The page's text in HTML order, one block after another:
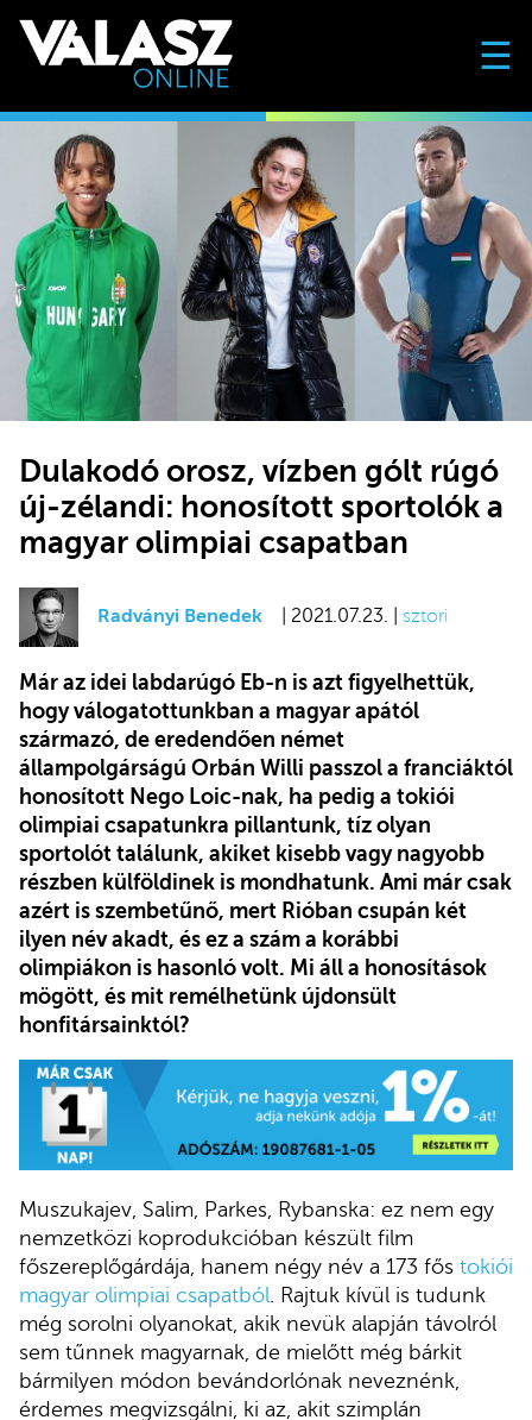
☰
Dulakodó orosz, vízben gólt rúgó
új-zélandi: honosított sportolók a
magyar olimpiai csapatban
Radványi Benedek | 2021.07.23. | sztori
Már az idei labdarúgó Eb-n is azt figyelhettük,
hogy válogatottunkban a magyar apától
származó, de eredendően német
állampolgárságú Orbán Willi passzol a franciáktól
honosított Nego Loic-nak, ha pedig a tokiói
olimpiai csapatunkra pillantunk, tíz olyan
sportolót találunk, akiket kisebb vagy nagyobb
részben külföldinek is mondhatunk. Ami már csak
azért is szembetűnő, mert Rióban csupán két
ilyen név akadt, és ez a szám a korábbi
olimpiákon is hasonló volt. Mi áll a honosítások
mögött, és mit remélhetünk újdonsült
honfitársainktól?
Muszukajev, Salim, Parkes, Rybanska: ez nem egy
nemzetközi koprodukcióban készült film
főszereplőgárdája, hanem négy név a 173 fős tokiói
magyar olimpiai csapatból. Rajtuk kívül is tudunk
még sorolni olyanokat, akik nevük alapján távolról
sem tűnnek magyarnak, de mielőtt még bárkit
bármilyen módon bevándorlónak neveznénk,
érdemes megvizsgálni, ki az, akit szimplán